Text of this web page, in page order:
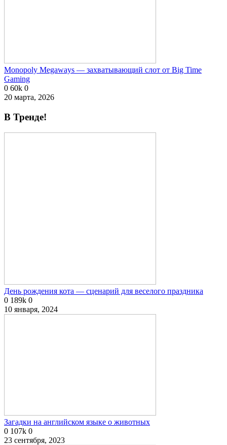
Monopoly Megaways — захватывающий слот от Big Time
Gaming
0 60k 0
20 марта, 2026
В Тренде!
День рождения кота — сценарий для веселого праздника
0 189k 0
10 января, 2024
Загадки на английском языке о животных
0 107k 0
23 сентября, 2023